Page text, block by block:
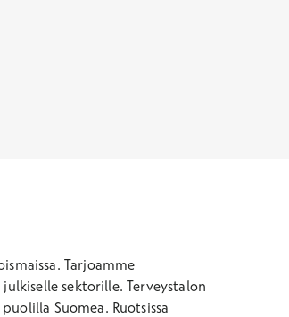
Tarjoamme
sektorille. Terveystalon
Suomea. Ruotsissa